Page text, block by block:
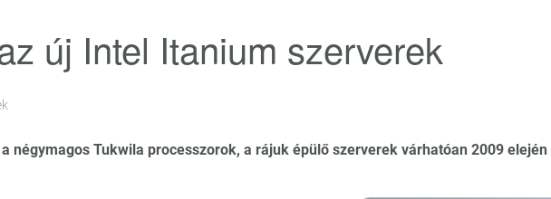
új Intel Itanium szerverek
négymagos Tukwila processzorok, a rájuk épülő szerverek várhatóan 2009 elején